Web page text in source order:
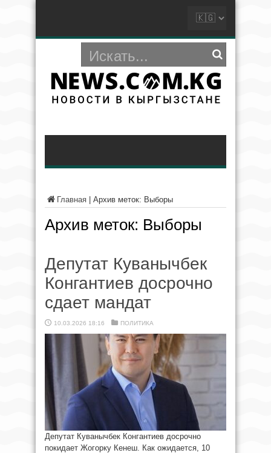
Главная Архив меток: Выборы
Архив меток: Выборы
Депутат Куванычбек
Конгантиев досрочно
сдает мандат
10.03.2026 18:16 ПОЛИТИКА
Депутат Куванычбек Конгантиев досрочно
покидает Жогорку Кенеш. Как ожидается, 10